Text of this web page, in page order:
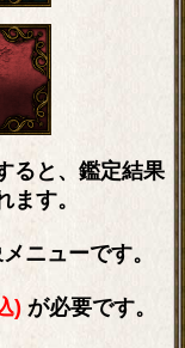
ると、鑑定結果
す。
ニューです。
) が必要です。